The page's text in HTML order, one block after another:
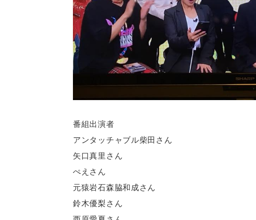
番組出演者
アンタッチャブル柴田さん
矢口真里さん
ぺえさん
元猿岩石森脇和成さん
鈴木優梨さん